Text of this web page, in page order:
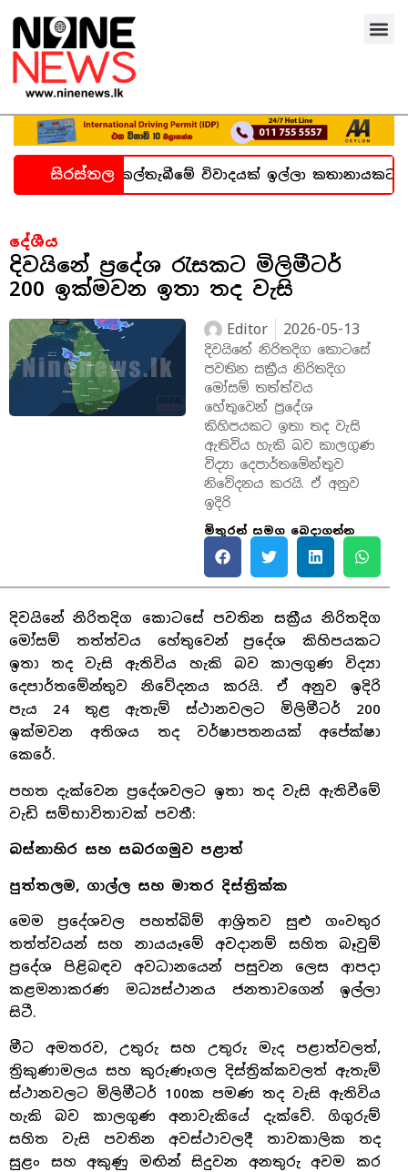
සිරස්තල
හදිසි කල්තැබීමේ විවාදයක් ඉල්ලා කතානායකට ලිපියක්
දේශීය
දිවයිනේ ප්‍රදේශ රැසකට මිලිමීටර්
200 ඉක්මවන ඉතා තද වැසි
Editor 2026-05-13
දිවයිනේ නිරිතදිග කොටසේ
පවතින සක්‍රීය නිරිතදිග
මෝසම් තත්ත්වය
හේතුවෙන් ප්‍රදේශ
කිහිපයකට ඉතා තද වැසි
ඇතිවිය හැකි බව කාලගුණ
විද්‍යා දෙපාර්තමේන්තුව
නිවේදනය කරයි. ඒ අනුව
ඉදිරි
මිතුරන් සමග බෙදාගන්න
දිවයිනේ නිරිතදිග කොටසේ පවතින සක්‍රීය නිරිතදිග
මෝසම් තත්ත්වය හේතුවෙන් ප්‍රදේශ කිහිපයකට
ඉතා තද වැසි ඇතිවිය හැකි බව කාලගුණ විද්‍යා
දෙපාර්තමේන්තුව නිවේදනය කරයි. ඒ අනුව ඉදිරි
පැය 24 තුළ ඇතැම් ස්ථානවලට මිලිමීටර් 200
ඉක්මවන අතිශය තද වර්ෂාපතනයක් අපේක්ෂා
කෙරේ.
පහත දැක්වෙන ප්‍රදේශවලට ඉතා තද වැසි ඇතිවීමේ
වැඩි සම්භාවිතාවක් පවතී:
බස්නාහිර සහ සබරගමුව පළාත්
පුත්තලම, ගාල්ල සහ මාතර දිස්ත්‍රික්ක
මෙම ප්‍රදේශවල පහත්බිම් ආශ්‍රිතව සුළු ගංවතුර
තත්ත්වයන් සහ නායයෑමේ අවදානම් සහිත බෑවුම්
ප්‍රදේශ පිළිබඳව අවධානයෙන් පසුවන ලෙස ආපදා
කළමනාකරණ මධ්‍යස්ථානය ජනතාවගෙන් ඉල්ලා
සිටී.
මීට අමතරව, උතුරු සහ උතුරු මැද පළාත්වලත්,
ත්‍රිකුණාමලය සහ කුරුණෑගල දිස්ත්‍රික්කවලත් ඇතැම්
ස්ථානවලට මිලිමීටර් 100ක පමණ තද වැසි ඇතිවිය
හැකි බව කාලගුණ අනාවැකියේ දැක්වේ. ගිගුරුම්
සහිත වැසි පවතින අවස්ථාවලදී තාවකාලික තද
සුළං සහ අකුණු මඟින් සිදුවන අනතුරු අවම කර